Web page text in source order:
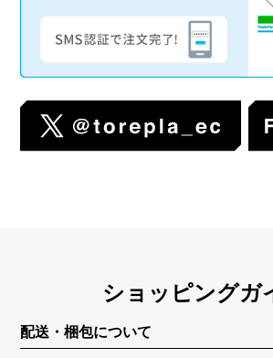
ショッピングガ
配送・梱包について